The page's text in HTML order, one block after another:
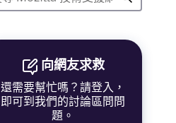
向網友求救
還需要幫忙嗎？請登入，
即可到我們的討論區問問
題。